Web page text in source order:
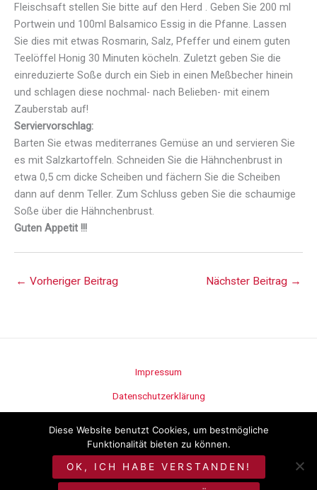
Fleischsaft stellen Sie bitte auf den Herd . Geben Sie 200 ml
Portwein und 100ml Balsamico Essig in die Pfanne. Lassen
Sie dies mit etwas Rosmarin, Salz, Pfeffer und einem guten
Teelöffel Honig 30 Minuten köcheln. Zuletzt geben Sie die
einreduzierte Soße durch ein Sieb in einen Meßbecher hinein
und schlagen diese nochmal- nach Belieben- mit einem
Zauberstab auf!
Serviervorschlag:
Barten Sie etwas mediterranes Gemüse an und servieren Sie
es mit Salzkartoffeln. Schneiden Sie die Hähnchenbrust in
etwa 0,5 cm dicke Scheiben und fächern Sie die Scheiben
dann auf denm Teller. Zum Schluss geben Sie die schaumige
Soße über die Hähnchenbrust.
Guten Appetit !!!
← Vorheriger Beitrag Nächster Beitrag →
Impressum
Datenschutzerklärung
©Metzgerei Seitz
Diese Website benutzt Cookies, um bestmögliche
Funktionalität bieten zu können.
OK, ICH HABE VERSTANDEN!